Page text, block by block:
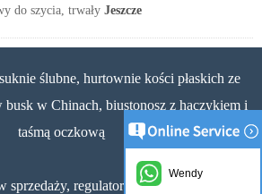
do szycia, trwały Jeszcze
ślubne, hurtownie kości płaskich ze
busk w Chinach, biustonosz z haczykiem i
taśmą oczkową
sprzedaży, regulator i suwak biustonosza,
Wendy